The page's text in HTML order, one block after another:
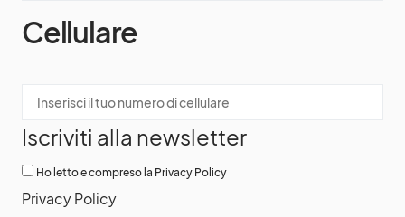
Cellulare
Iscriviti alla newsletter
Ho letto e compreso la Privacy Policy
Privacy Policy